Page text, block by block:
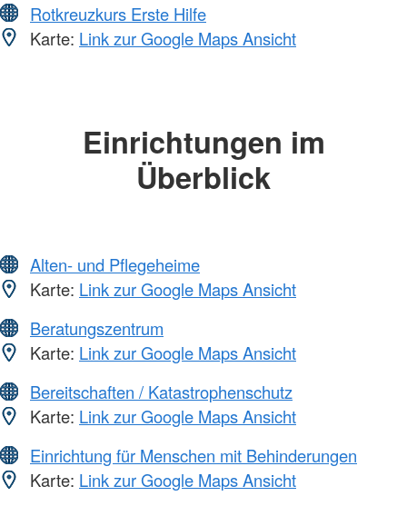
Rotkreuzkurs Erste Hilfe
Karte: Link zur Google Maps Ansicht
Einrichtungen im
Überblick
Alten- und Pflegeheime
Karte: Link zur Google Maps Ansicht
Beratungszentrum
Karte: Link zur Google Maps Ansicht
Bereitschaften / Katastrophenschutz
Karte: Link zur Google Maps Ansicht
Einrichtung für Menschen mit Behinderungen
Karte: Link zur Google Maps Ansicht